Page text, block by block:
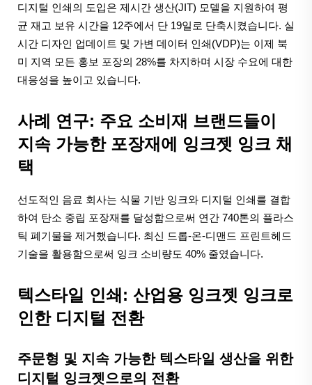
디지털 인쇄의 도입은 제시간 생산(JIT) 모델을 지원하여 평
균 재고 보유 시간을 12주에서 단 19일로 단축시켰습니다. 실
시간 디자인 업데이트 및 가변 데이터 인쇄(VDP)는 이제 북
미 지역 모든 홍보 포장의 28%를 차지하며 시장 수요에 대한
대응성을 높이고 있습니다.
사례 연구: 주요 소비재 브랜드들이
지속 가능한 포장재에 잉크젯 잉크 채
택
선도적인 음료 회사는 식물 기반 잉크와 디지털 인쇄를 결합
하여 탄소 중립 포장재를 달성함으로써 연간 740톤의 플라스
틱 폐기물을 제거했습니다. 최신 드롭-온-디맨드 프린트헤드
기술을 활용함으로써 잉크 소비량도 40% 줄였습니다.
텍스타일 인쇄: 산업용 잉크젯 잉크로
인한 디지털 전환
주문형 및 지속 가능한 텍스타일 생산을 위한
디지털 잉크젯으로의 전환